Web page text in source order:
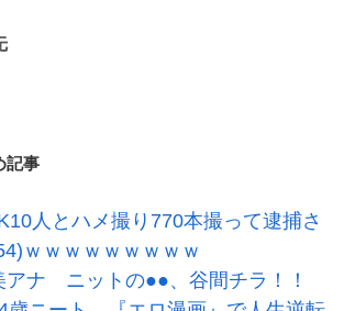
記事
人とハメ撮り770本撮って逮捕さ
ｗｗｗｗｗｗｗｗｗ
アナ ニットの●●、谷間チラ！！